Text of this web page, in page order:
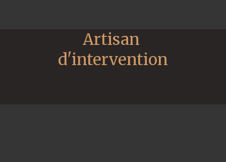
Artisan
d'intervention